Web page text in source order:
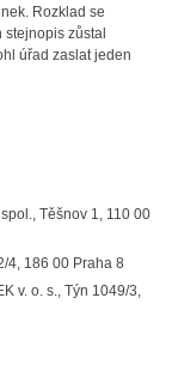
Rozklad se
zůstal
úřad zaslat jeden
Těšnov 1, 110 00
4, 186 00 Praha 8
v. o. s., Týn 1049/3,